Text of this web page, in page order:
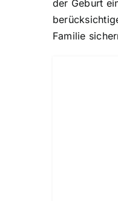
der Geburt
Familie